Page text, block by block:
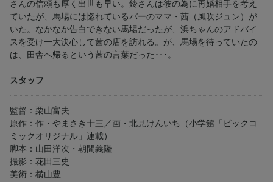
さんの信頼も厚く出世も早い。鈴さんは彼の為に再婚相手を考え
ていたが、馬場には惚れているバーのママ・茜（風吹ジュン）が
いた。なかなか告白できない馬場だったが、浜ちゃんのアドバイ
スを受け一大決心して茜の店を訪れる。が、馬場を待っていたの
は、田舎へ帰るという茜の言葉だった･･･。
スタッフ
監督：栗山富夫
原作：作・やまさき十三／画・北見けんいち（小学館「ビックコ
ミックオリジナル」連載）
脚本：山田洋次・朝間義隆
撮影：花田三史
美術：横山豊